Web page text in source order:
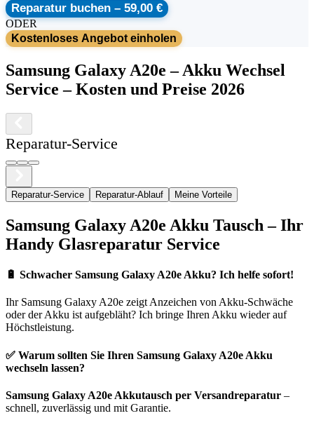
Reparatur buchen – 59,00 €
ODER
Kostenloses Angebot einholen
Samsung Galaxy A20e –Akku Wechsel
Service – Kosten und Preise 2026
Reparatur-Service
Reparatur-Service Reparatur-Ablauf Meine Vorteile
Samsung Galaxy A20e Akku Tausch – Ihr
Handy Glasreparatur Service
🔋 Schwacher Samsung Galaxy A20e Akku? Ich helfe sofort!
Ihr Samsung Galaxy A20e zeigt Anzeichen von Akku-Schwäche
oder der Akku ist aufgebläht? Ich bringe Ihren Akku wieder auf
Höchstleistung.
✅ Warum sollten Sie Ihren Samsung Galaxy A20e Akku
wechseln lassen?
Samsung Galaxy A20e Akkutausch per Versandreparatur –
schnell, zuverlässig und mit Garantie.